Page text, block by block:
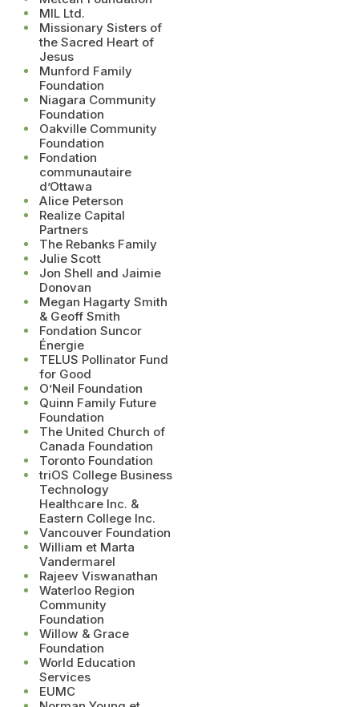
MIL Ltd.
Missionary Sisters of
the Sacred Heart of
Jesus
Munford Family
Foundation
Niagara Community
Foundation
Oakville Community
Foundation
Fondation
communautaire
d’Ottawa
Alice Peterson
Realize Capital
Partners
The Rebanks Family
Julie Scott
Jon Shell and Jaimie
Donovan
Megan Hagarty Smith
& Geoff Smith
Fondation Suncor
Énergie
TELUS Pollinator Fund
for Good
O’Neil Foundation
Quinn Family Future
Foundation
The United Church of
Canada Foundation
Toronto Foundation
triOS College Business
Technology
Healthcare Inc. &
Eastern College Inc.
Vancouver Foundation
William et Marta
Vandermarel
Rajeev Viswanathan
Waterloo Region
Community
Foundation
Willow & Grace
Foundation
World Education
Services
EUMC